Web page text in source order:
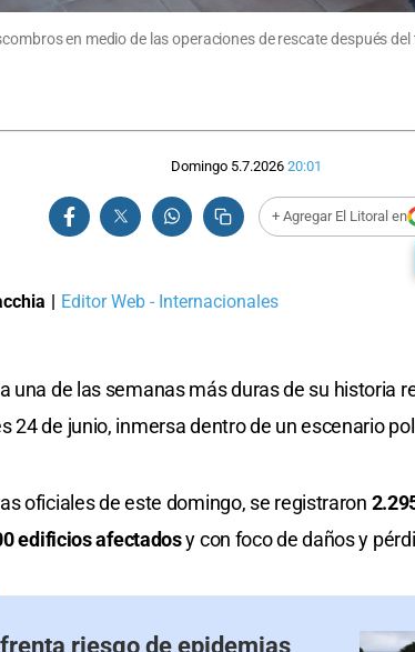
en medio de las operaciones de rescate después
Domingo 5.7.2026 20:01
+ Agregar El Litoral en
| Editor Web - Internacionales
una de las semanas más duras de su historia
24 de junio, inmersa dentro de un escenario
oficiales de este domingo, se registraron
edificios afectadosy con foco de daños y
riesgo de epidemias